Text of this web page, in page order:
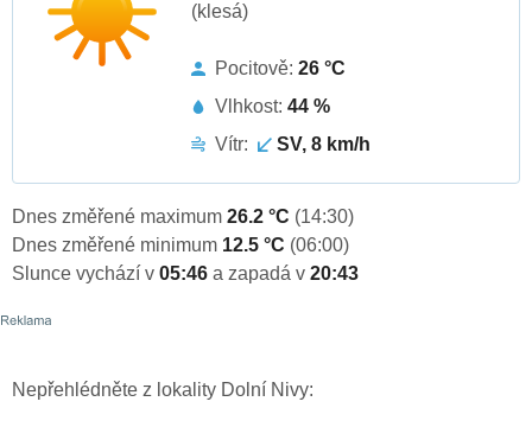
(klesá)
Pocitově: 26 °C
Vlhkost: 44 %
Vítr:
SV, 8 km/h
Dnes změřené maximum 26.2 °C (14:30)
Dnes změřené minimum 12.5 °C (06:00)
Slunce vychází v 05:46 a zapadá v 20:43
Nepřehlédněte z lokality Dolní Nivy: